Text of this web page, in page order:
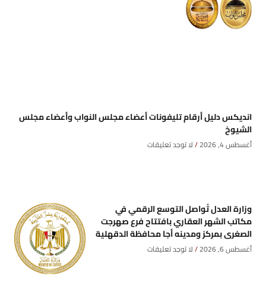
انديكس دليل أرقام تليفونات أعضاء مجلس النواب وأعضاء مجلس
الشيوخ
أغسطس 4, 2026 لا توجد تعليقات
وزارة العدل تُواصل التوسع الرقمي في
مكاتب الشهر العقاري بافتتاح فرع صهرجت
الصغرى بمركز ومدينه أجا محافظة الدقهلية
أغسطس 6, 2026 لا توجد تعليقات